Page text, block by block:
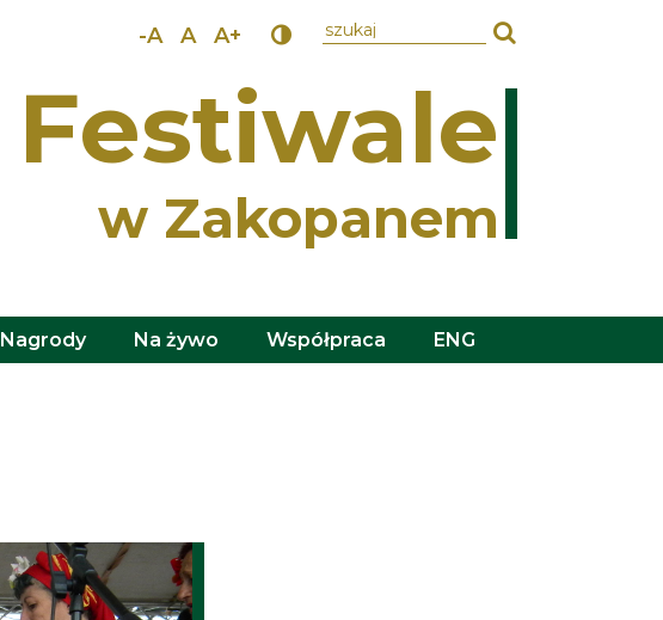
-A A A+ wpisz szukany tekst
Festiwale
w Zakopanem
Nagrody Na żywo Współpraca ENG